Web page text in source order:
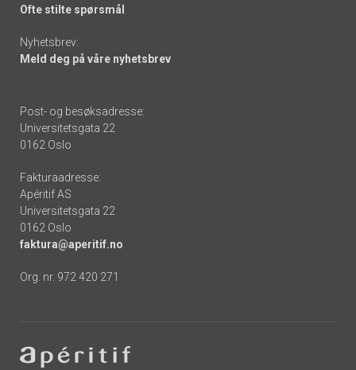
Ofte stilte spørsmål
Nyhetsbrev:
Meld deg på våre nyhetsbrev
Post- og besøksadresse:
Universitetsgata 22
0162 Oslo
Fakturaadresse:
Apéritif AS
Universitetsgata 22
0162 Oslo
faktura@aperitif.no
Org. nr. 972 420 271